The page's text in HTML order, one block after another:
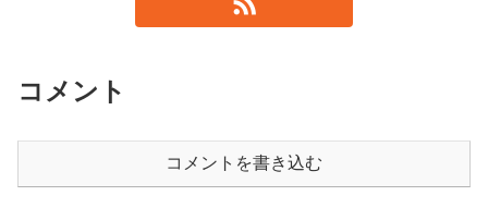
コメント
コメントを書き込む